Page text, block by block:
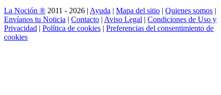
La Noción ® 2011 - 2026 | Ayuda | Mapa del sitio | Quienes somos |
Envíanos tu Noticia | Contacto | Aviso Legal | Condiciones de Uso y
Privacidad | Política de cookies | Preferencias del consentimiento de
cookies